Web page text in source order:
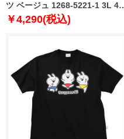
ツ ベージュ 1268-5221-1 3L 4L
5L 6L 8L
￥4,290(税込)